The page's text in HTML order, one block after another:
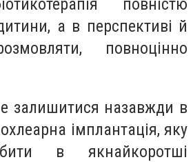
повністю
а в перспективі й
повноцінно
залишитися назавжди в
імплантація, яку
в якнайкоротші